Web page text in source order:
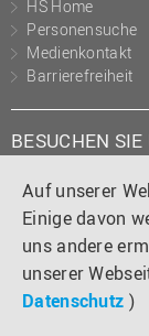
Auf unserer
Einige davon
uns andere
unserer
Datenschutz )
HS Home
Personensuche
Medienkontakt
Barrierefreiheit
BESUCHEN SIE